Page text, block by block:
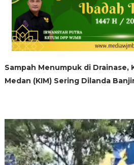
Sampah Menumpuk di Drainase,
Medan (KIM) Sering Dilanda